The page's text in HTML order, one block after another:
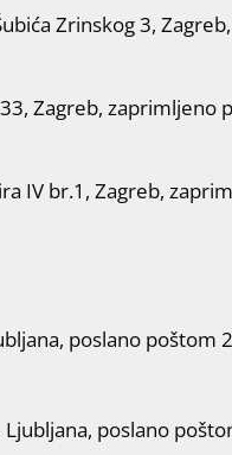
Zrinskog 3,
Zagreb,
IV br.1, Zagreb,
poslano poštom
Ljubljana, poslano